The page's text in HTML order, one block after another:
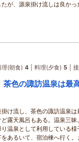
が、源泉掛け流しは良かっ
理(朝食) 4 料理(夕食) 5
茶色の諏訪温泉は最
け流し、茶色の諏訪温泉は
露天風呂もある。温泉三昧
温泉として利用している様
あるいて、宿泊棟へ行く